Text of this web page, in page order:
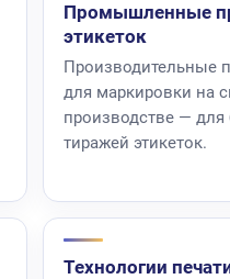
Промышленные
этикеток
Производительные
для маркировки на
производстве —
тиражей этикеток.
Технологии